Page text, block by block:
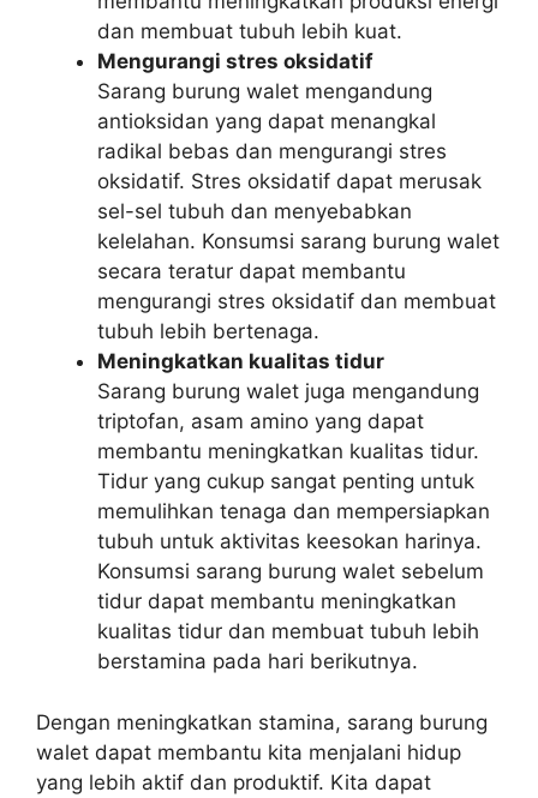
dan membuat tubuh lebih kuat.
Mengurangi stres oksidatif
Sarang burung walet mengandung
antioksidan yang dapat menangkal
radikal bebas dan mengurangi stres
oksidatif. Stres oksidatif dapat merusak
sel-sel tubuh dan menyebabkan
kelelahan. Konsumsi sarang burung walet
secara teratur dapat membantu
mengurangi stres oksidatif dan membuat
tubuh lebih bertenaga.
Meningkatkan kualitas tidur
Sarang burung walet juga mengandung
triptofan, asam amino yang dapat
membantu meningkatkan kualitas tidur.
Tidur yang cukup sangat penting untuk
memulihkan tenaga dan mempersiapkan
tubuh untuk aktivitas keesokan harinya.
Konsumsi sarang burung walet sebelum
tidur dapat membantu meningkatkan
kualitas tidur dan membuat tubuh lebih
berstamina pada hari berikutnya.
Dengan meningkatkan stamina, sarang burung
walet dapat membantu kita menjalani hidup
yang lebih aktif dan produktif. Kita dapat